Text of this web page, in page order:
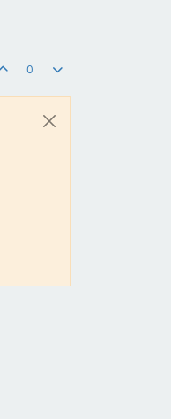
0